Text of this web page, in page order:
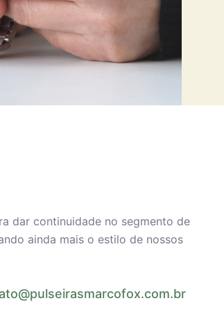
dar continuidade no segmento de
ainda mais o estilo de nossos